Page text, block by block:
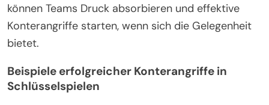
können Teams Druck absorbieren und effektive
Konterangriffe starten, wenn sich die Gelegenheit
bietet.
Beispiele erfolgreicher Konterangriffe in
Schlüsselspielen